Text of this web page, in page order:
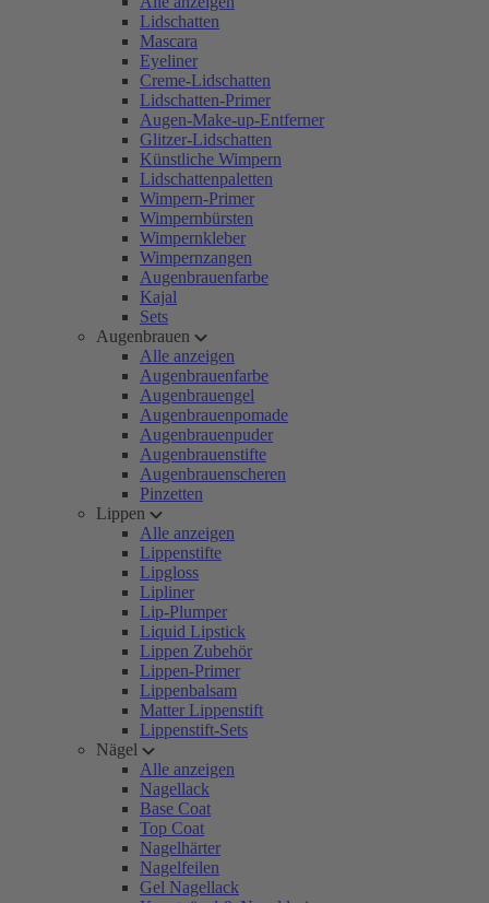
Lidschatten
Mascara
Eyeliner
Creme-Lidschatten
Lidschatten-Primer
Augen-Make-up-Entferner
Glitzer-Lidschatten
Künstliche Wimpern
Lidschattenpaletten
Wimpern-Primer
Wimpernbürsten
Wimpernkleber
Wimpernzangen
Augenbrauenfarbe
Kajal
Sets
Augenbrauen
Alle anzeigen
Augenbrauenfarbe
Augenbrauengel
Augenbrauenpomade
Augenbrauenpuder
Augenbrauenstifte
Augenbrauenscheren
Pinzetten
Lippen
Alle anzeigen
Lippenstifte
Lipgloss
Lipliner
Lip-Plumper
Liquid Lipstick
Lippen Zubehör
Lippen-Primer
Lippenbalsam
Matter Lippenstift
Lippenstift-Sets
Nägel
Alle anzeigen
Nagellack
Base Coat
Top Coat
Nagelhärter
Nagelfeilen
Gel Nagellack